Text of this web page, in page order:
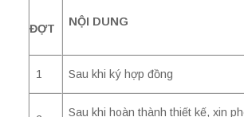
ĐỢT
NỘI DUNG
1 Sau khi ký hợp đồng
Sau khi hoàn thành thiết kế, xin